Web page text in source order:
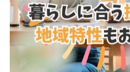
賢く投資するなら八
も要チェック
八尾市不動産事情を知る投資家
八尾市で不動産投資を検討する